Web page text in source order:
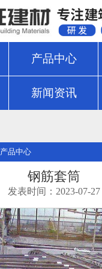
产品中心
新闻资讯
产品中心
钢筋套筒
发表时间：2023-07-27